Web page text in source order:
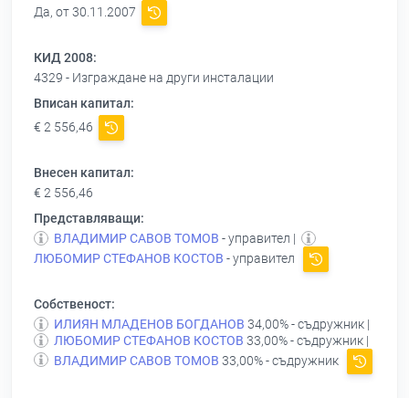
Да, от 30.11.2007
КИД 2008:
4329 - Изграждане на други инсталации
Вписан капитал:
€ 2 556,46
Внесен капитал:
€ 2 556,46
Представляващи:
ВЛАДИМИР САВОВ ТОМОВ - управител |
ЛЮБОМИР СТЕФАНОВ КОСТОВ - управител
Собственост:
ИЛИЯН МЛАДЕНОВ БОГДАНОВ 34,00% - съдружник |
ЛЮБОМИР СТЕФАНОВ КОСТОВ 33,00% - съдружник |
ВЛАДИМИР САВОВ ТОМОВ 33,00% - съдружник